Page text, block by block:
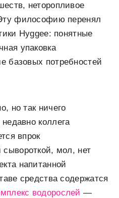
неторопливое
философию перенял
Hyggee: понятные
упаковка
базовых потребностей
но так ничего
коллега
впрок
мол, нет
напитанной
средства содержатся
водорослей —